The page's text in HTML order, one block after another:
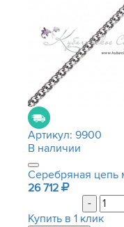
Артикул: 9900
В наличии
Серебряная цепь
26 712
-
Купить в 1 клик